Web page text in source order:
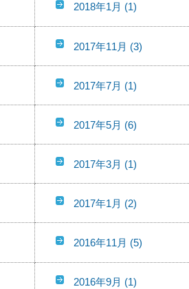
2018年1月 (1)
2017年11月 (3)
2017年7月 (1)
2017年5月 (6)
2017年3月 (1)
2017年1月 (2)
2016年11月 (5)
2016年9月 (1)